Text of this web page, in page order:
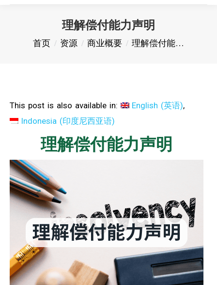
理解偿付能力声明
您在这里：
首页 资源 商业概要 理解偿付能…
This post is also available in: English (英语)
Indonesia (印度尼西亚语)
理解偿付能力声明